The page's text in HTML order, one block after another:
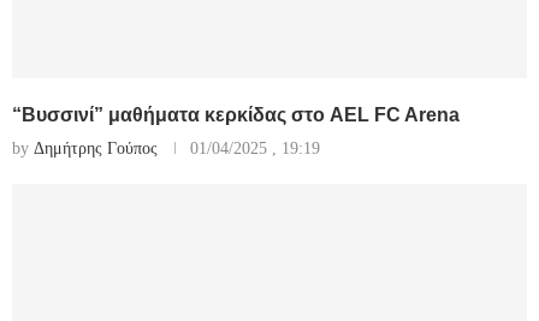
“Βυσσινί” μαθήματα κερκίδας στο AEL FC Arena
by Δημήτρης Γούπος 01/04/2025 , 19:19